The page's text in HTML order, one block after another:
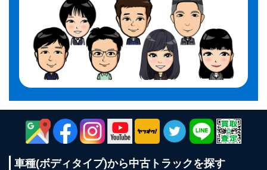
車種(ボディタイプ)から中古トラックを探す